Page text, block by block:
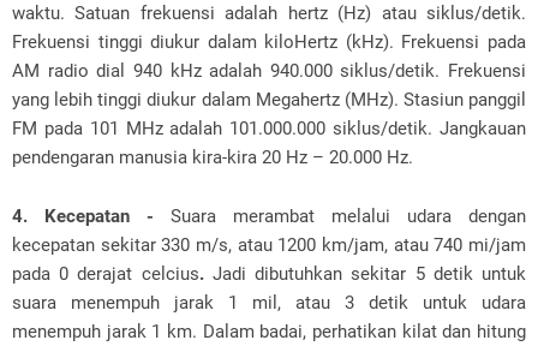
waktu. Satuan frekuensi adalah hertz (Hz) atau siklus/detik.
Frekuensi tinggi diukur dalam kiloHertz (kHz). Frekuensi pada
AM radio dial 940 kHz adalah 940.000 siklus/detik. Frekuensi
yang lebih tinggi diukur dalam Megahertz (MHz). Stasiun panggil
FM pada 101 MHz adalah 101.000.000 siklus/detik. Jangkauan
pendengaran manusia kira-kira 20 Hz – 20.000 Hz.
4. Kecepatan - Suara merambat melalui udara dengan
kecepatan sekitar 330 m/s, atau 1200 km/jam, atau 740 mi/jam
pada 0 derajat celcius. Jadi dibutuhkan sekitar 5 detik untuk
suara menempuh jarak 1 mil, atau 3 detik untuk udara
menempuh jarak 1 km. Dalam badai, perhatikan kilat dan hitung